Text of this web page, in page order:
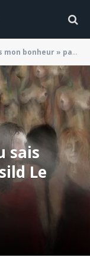
» par Isild Le BEsco
sais
Le